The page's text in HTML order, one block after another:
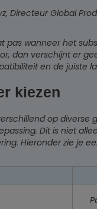
Directeur Global
pas wanneer het
dan verschijnt er
en de juiste
kiezen
op diverse
Dit is niet
Hieronder zie je